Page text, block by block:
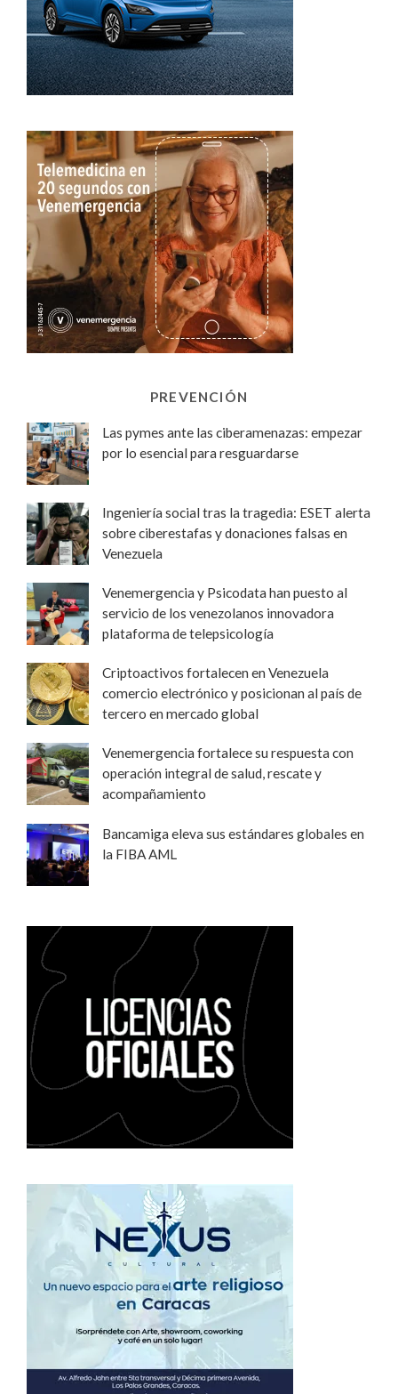
PREVENCIÓN
Las pymes ante las ciberamenazas: empezar
por lo esencial para resguardarse
Ingeniería social tras la tragedia: ESET alerta
sobre ciberestafas y donaciones falsas en
Venezuela
Venemergencia y Psicodata han puesto al
servicio de los venezolanos innovadora
plataforma de telepsicología
Criptoactivos fortalecen en Venezuela
comercio electrónico y posicionan al país de
tercero en mercado global
Venemergencia fortalece su respuesta con
operación integral de salud, rescate y
acompañamiento
Bancamiga eleva sus estándares globales en
la FIBA AML